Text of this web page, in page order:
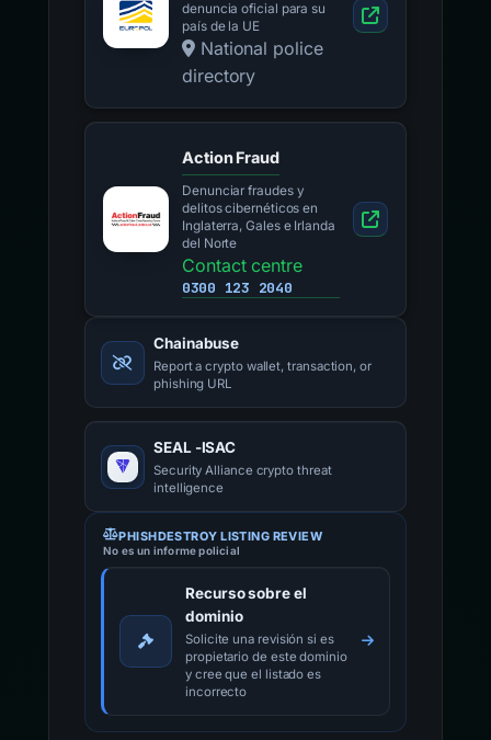
denuncia oficial para su
país de la UE
National police
directory
Action Fraud
Denunciar fraudes y
delitos cibernéticos en
Inglaterra, Gales e Irlanda
del Norte
Contact centre
0300 123 2040
Chainabuse
Report a crypto wallet, transaction, or
phishing URL
SEAL -ISAC
Security Alliance crypto threat
intelligence
PHISHDESTROY LISTING REVIEW
No es un informe policial
Recurso sobre el
dominio
Solicite una revisión si es
propietario de este dominio
y cree que el listado es
incorrecto